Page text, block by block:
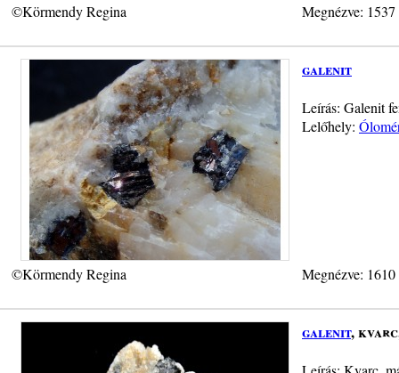
©Körmendy Regina Megnézve:
galenit
Leírás: Galenit
Lelőhely:
©Körmendy Regina Megnézve:
galenit,